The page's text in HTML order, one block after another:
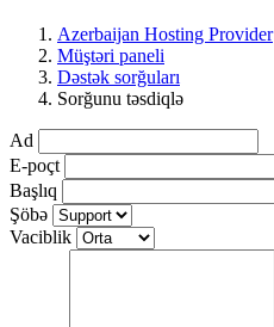
Azerbaijan Hosting Provider
Müştəri paneli
Dəstək sorğuları
Sorğunu təsdiqlə
Ad
E-poçt
Başlıq
Şöbə
Vaciblik